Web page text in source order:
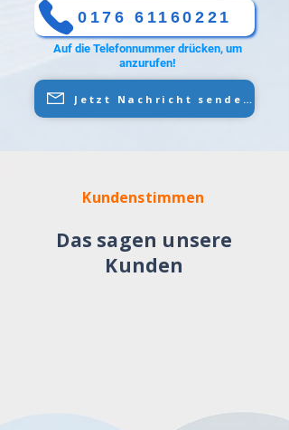
0176 61160221
Auf die Telefonnummer drücken, um
anzurufen!
Jetzt Nachricht senden
Das sagen unsere
Kunden
Kundenstimmen